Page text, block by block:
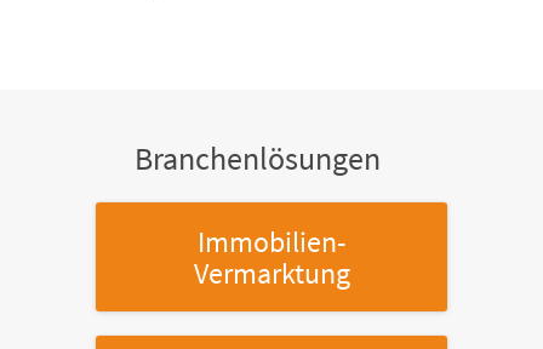
Branchenlösungen
Immobilien-
Vermarktung